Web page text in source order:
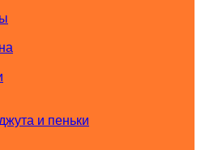
и пеньки